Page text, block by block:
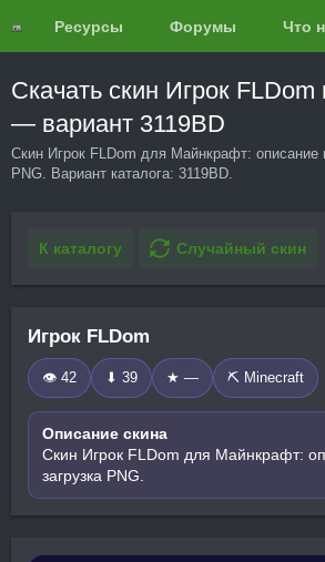
Ресурсы Форумы Что
Скачать скин Игрок
— вариант 3119BD
Скин Игрок FLDom для Майнкрафт: описание
PNG. Вариант каталога: 3119BD.
К каталогу Случайный скин
Игрок FLDom
👁 42 ⬇ 39 ★ — ⛏️ Minecraft
Описание скина
Скин Игрок FLDom для Майнкрафт:
загрузка PNG.